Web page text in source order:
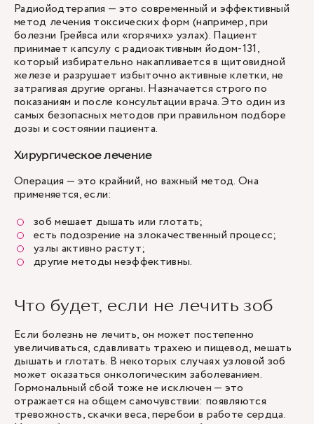
Радиойодтерапия — это современный и эффективный
метод лечения токсических форм (например, при
болезни Грейвса или «горячих» узлах). Пациент
принимает капсулу с радиоактивным йодом-131,
который избирательно накапливается в щитовидной
железе и разрушает избыточно активные клетки, не
затрагивая другие органы. Назначается строго по
показаниям и после консультации врача. Это один из
самых безопасных методов при правильном подборе
дозы и состоянии пациента.
Хирургическое лечение
Операция — это крайний, но важный метод. Она
применяется, если:
зоб мешает дышать или глотать;
есть подозрение на злокачественный процесс;
узлы активно растут;
другие методы неэффективны.
Что будет, если не лечить зоб
Если болезнь не лечить, он может постепенно
увеличиваться, сдавливать трахею и пищевод, мешать
дышать и глотать. В некоторых случаях узловой зоб
может оказаться онкологическим заболеванием.
Гормональный сбой тоже не исключен — это
отражается на общем самочувствии: появляются
тревожность, скачки веса, перебои в работе сердца.